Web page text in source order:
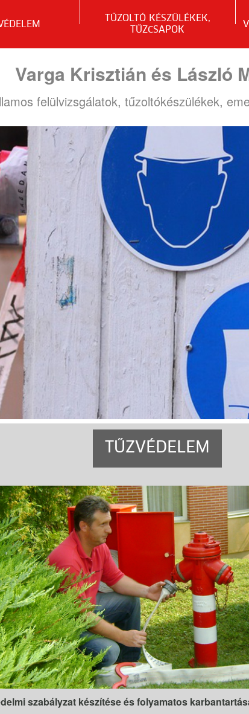
TŰZOLTÓ KÉSZÜLÉKEK,
TŰZCSAPOK
Varga Krisztián és László
felülvizsgálatok, tűzoltókészülékek,
TŰZVÉDELEM
szabályzat készítése és folyamatos